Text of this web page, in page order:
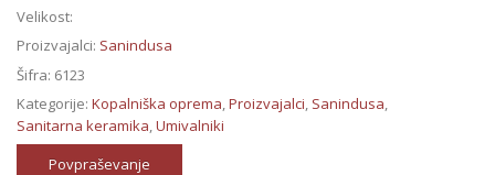
Velikost:
Proizvajalci: Sanindusa
Šifra: 6123
Kategorije: Kopalniška oprema,Proizvajalci, Sanindusa,
Sanitarna keramika,Umivalniki
Povpraševanje